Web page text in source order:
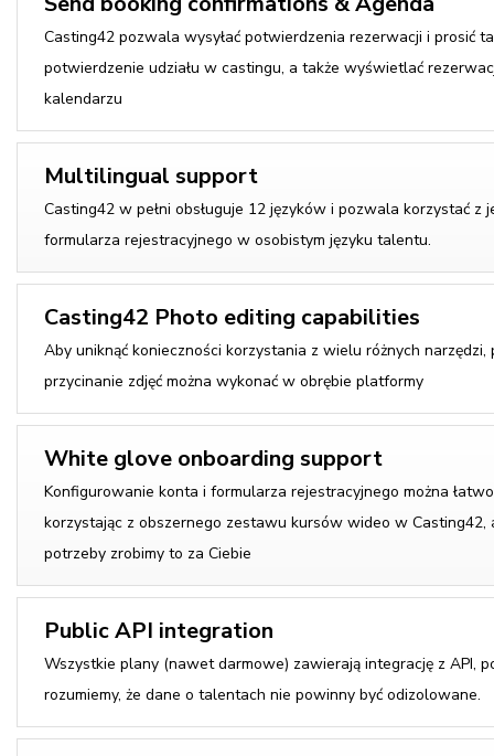
Casting42 pozwala wysyłać potwierdzenia rezerwacji i prosić
potwierdzenie udziału w castingu, a także wyświetlać
kalendarzu
Multilingual support
Casting42 w pełni obsługuje 12 języków i pozwala korzystać z
formularza rejestracyjnego w osobistym języku talentu.
Casting42 Photo editing capabilities
Aby uniknąć konieczności korzystania z wielu różnych narzędzi,
przycinanie zdjęć można wykonać w obrębie platformy
White glove onboarding support
Konfigurowanie konta i formularza rejestracyjnego można
korzystając z obszernego zestawu kursów wideo w Casting42,
potrzeby zrobimy to za Ciebie
Public API integration
Wszystkie plany (nawet darmowe) zawierają integrację z API,
rozumiemy, że dane o talentach nie powinny być odizolowane.